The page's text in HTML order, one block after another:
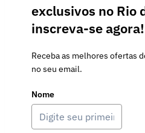
exclusivos no Rio
inscreva-se agora!
Receba as melhores ofertas
no seu email.
Nome